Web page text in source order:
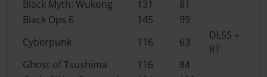
Black Myth: Wukong
131
81
Black Ops 6
145
99
Cyberpunk
116 63
DLSS +
RT
Ghost of Tsushima
116
84